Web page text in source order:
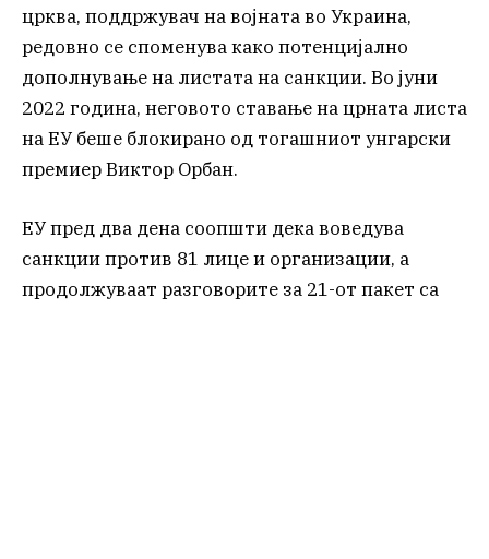
црква, поддржувач на војната во Украина,
редовно се споменува како потенцијално
дополнување на листата на санкции. Во јуни
2022 година, неговото ставање на црната листа
на ЕУ беше блокирано од тогашниот унгарски
премиер Виктор Орбан.
ЕУ пред два дена соопшти дека воведува
санкции против 81 лице и организации, а
продолжуваат разговорите за 21-от пакет са